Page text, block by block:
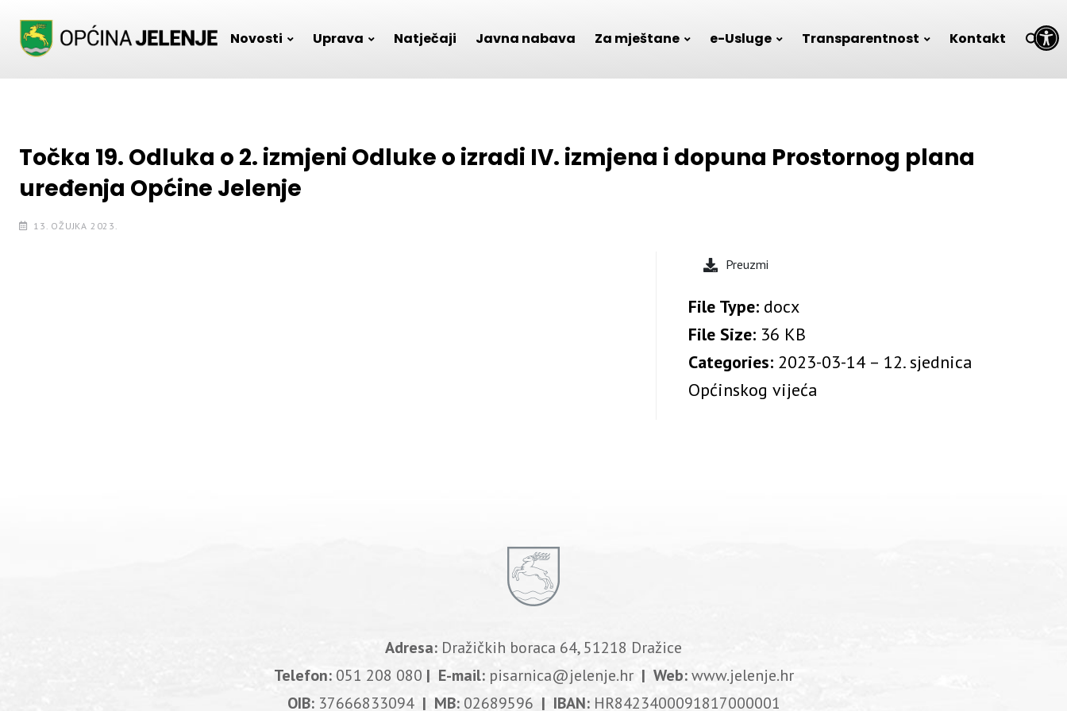
Open toolbar
Novosti Uprava Natječaji Javna nabava Za mještane e-Usluge Transparentnost Kontakt
Točka 19. Odluka o 2. izmjeni Odluke o izradi IV. izmjena i dopuna Prostornog plana
uređenja Općine Jelenje
13. OŽUJKA 2023.
Preuzmi
File Type: docx
File Size: 36 KB
Categories: 2023-03-14 – 12. sjednica
Općinskog vijeća
Adresa: Dražičkih boraca 64, 51218 Dražice
Telefon: 051 208 080 | E-mail: pisarnica@jelenje.hr| Web:www.jelenje.hr
OIB: 37666833094| MB: 02689596 | IBAN: HR8423400091817000001